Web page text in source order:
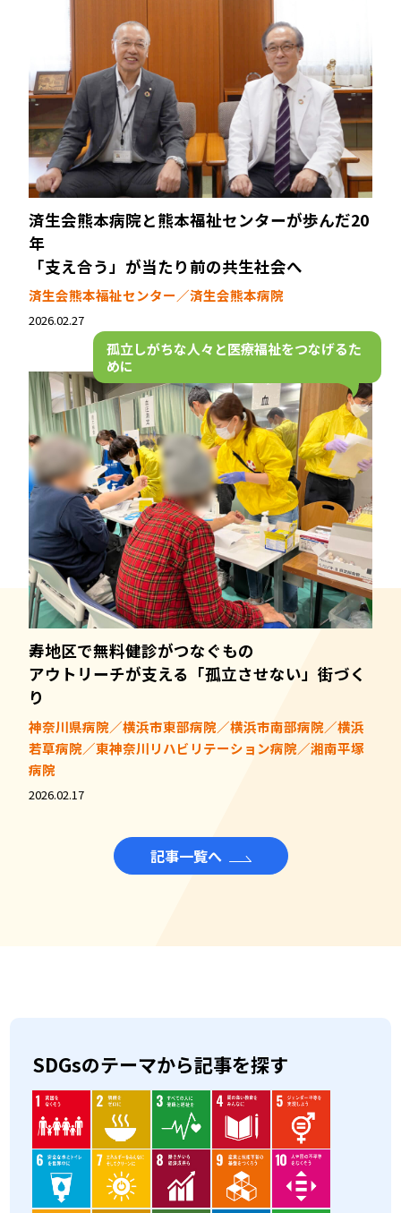
済生会熊本病院と熊本福祉センターが歩んだ20
年
「支え合う」が当たり前の共生社会へ
済生会熊本福祉センター／済生会熊本病院
2026.02.27
孤立しがちな人々と医療福祉をつなげるた
めに
寿地区で無料健診がつなぐもの――
アウトリーチが支える「孤立させない」街づく
り
神奈川県病院／横浜市東部病院／横浜市南部病院／横浜
若草病院／東神奈川リハビリテーション病院／湘南平塚
病院
2026.02.17
記事一覧へ
SDGsのテーマから記事を探す